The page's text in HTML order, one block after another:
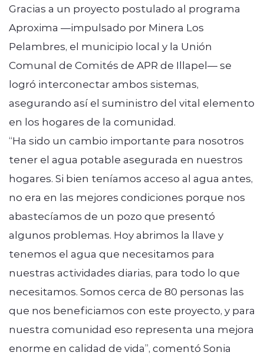
Gracias a un proyecto postulado al programa
Aproxima —impulsado por Minera Los
Pelambres, el municipio local y la Unión
Comunal de Comités de APR de Illapel— se
logró interconectar ambos sistemas,
asegurando así el suministro del vital elemento
en los hogares de la comunidad.
“Ha sido un cambio importante para nosotros
tener el agua potable asegurada en nuestros
hogares. Si bien teníamos acceso al agua antes,
no era en las mejores condiciones porque nos
abastecíamos de un pozo que presentó
algunos problemas. Hoy abrimos la llave y
tenemos el agua que necesitamos para
nuestras actividades diarias, para todo lo que
necesitamos. Somos cerca de 80 personas las
que nos beneficiamos con este proyecto, y para
nuestra comunidad eso representa una mejora
enorme en calidad de vida”, comentó Sonia